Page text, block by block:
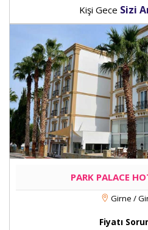
Kişi Gece Sizi
PARK PALACE
Girne /
Fiyatı